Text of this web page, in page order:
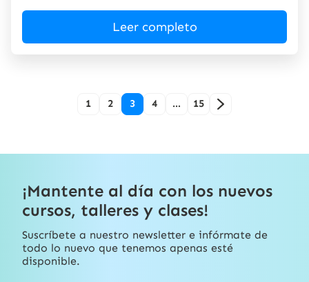
Leer completo
1 2 3 4 … 15
¡Mantente al día con los nuevos
cursos, talleres y clases!
Suscríbete a nuestro newsletter e infórmate de
todo lo nuevo que tenemos apenas esté
disponible.